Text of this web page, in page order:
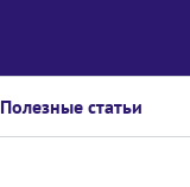
Полезные статьи